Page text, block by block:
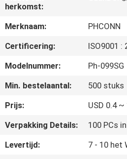
FABRIEKSREIS
CONTACTEER
ONS
VR
SHOW
herkomst:
Merknaam:
PHCONN
Certificering:
ISO9001 :
Modelnummer:
Ph-099SG
Min. bestelaantal:
500 stuks
Prijs:
USD 0.4 ~
Verpakking Details:
100 PCs
Levertijd:
7 - 10 het